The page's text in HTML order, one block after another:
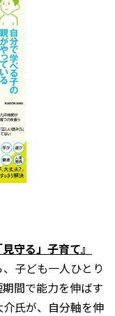
守る」子育て』
子ども一人ひとり
間で能力を伸ばす
氏が、自分軸を伸